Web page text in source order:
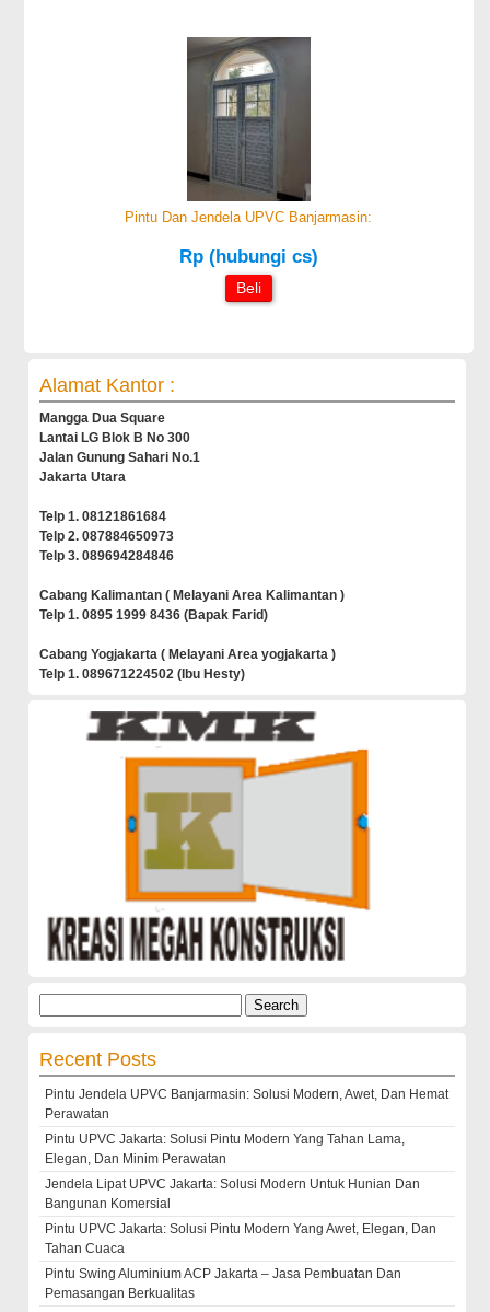
Pintu Dan Jendela UPVC Banjarmasin:
Rp (hubungi cs)
Beli
Alamat Kantor :
Mangga Dua Square
Lantai LG Blok B No 300
Jalan Gunung Sahari No.1
Jakarta Utara
Telp 1. 08121861684
Telp 2. 087884650973
Telp 3. 089694284846
Cabang Kalimantan ( Melayani Area Kalimantan )
Telp 1. 0895 1999 8436 (Bapak Farid)
Cabang Yogjakarta ( Melayani Area yogjakarta )
Telp 1. 089671224502 (Ibu Hesty)
Recent Posts
Pintu Jendela UPVC Banjarmasin: Solusi Modern, Awet, Dan Hemat
Perawatan
Pintu UPVC Jakarta: Solusi Pintu Modern Yang Tahan Lama,
Elegan, Dan Minim Perawatan
Jendela Lipat UPVC Jakarta: Solusi Modern Untuk Hunian Dan
Bangunan Komersial
Pintu UPVC Jakarta: Solusi Pintu Modern Yang Awet, Elegan, Dan
Tahan Cuaca
Pintu Swing Aluminium ACP Jakarta – Jasa Pembuatan Dan
Pemasangan Berkualitas